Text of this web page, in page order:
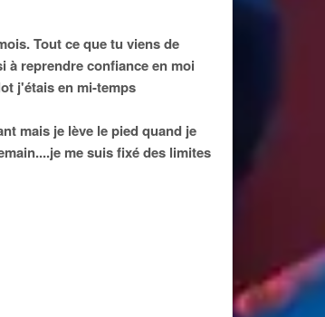
Tout ce que tu viens de
à reprendre confiance en moi
j'étais en mi-temps
mais je lève le pied quand je
me suis fixé des limites